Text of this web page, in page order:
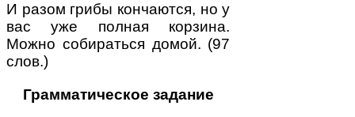
И разом грибы кончаются, но у
вас уже полная корзина.
Можно собираться домой. (97
слов.)
Грамматическое задание